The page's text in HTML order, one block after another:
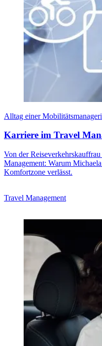
Alltag einer
Karriere im Travel
Von der
Management: Warum
Komfortzone verlässt.
Travel Management